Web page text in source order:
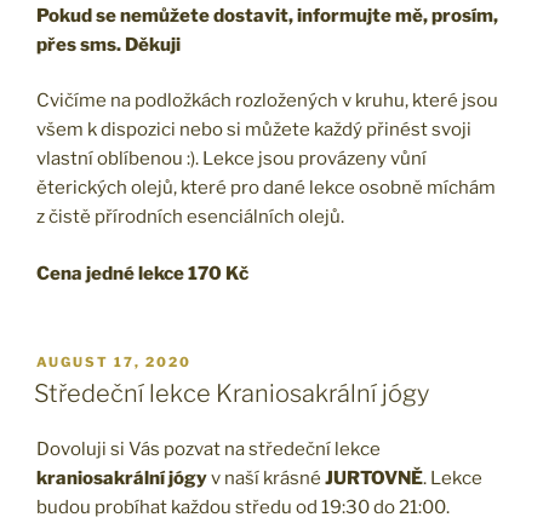
Pokud se nemůžete dostavit, informujte mě, prosím,
přes sms. Děkuji
Cvičíme na podložkách rozložených v kruhu, které jsou
všem k dispozici nebo si můžete každý přinést svoji
vlastní oblíbenou :). Lekce jsou provázeny vůní
ěterických olejů, které pro dané lekce osobně míchám
z čistě přírodních esenciálních olejů.
Cena jedné lekce 170 Kč
POSTED
ON
AUGUST 17, 2020
Středeční lekce Kraniosakrální jógy
Dovoluji si Vás pozvat na středeční lekce
kraniosakrální jógyv naší krásné JURTOVNĚ. Lekce
budou probíhat každou středu od 19:30 do 21:00.